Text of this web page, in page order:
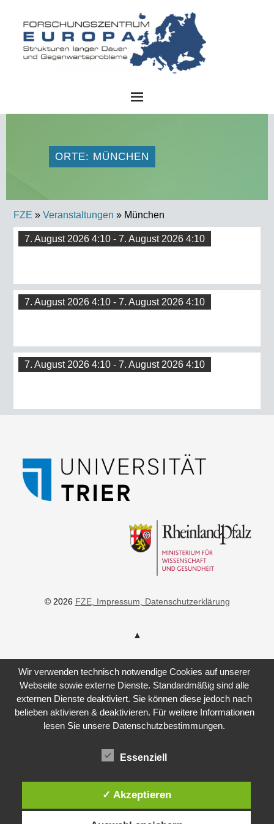
ORTE: MÜNCHEN
FZE » Veranstaltungen » München
7. August 2026 4:10 - 7. August 2026 4:10
7. August 2026 4:10 - 7. August 2026 4:10
7. August 2026 4:10 - 7. August 2026 4:10
© 2026 FZE, Impressum , Datenschutzerklärung
Wir verwenden technisch notwendige Cookies auf unserer
Webseite sowie externe Dienste. Standardmäßig sind alle
externen Dienste deaktiviert. Sie können diese jedoch nach
belieben aktivieren & deaktivieren. Für weitere Informationen
lesen Sie unsere Datenschutzbestimmungen.
Essenziell
✓ Akzeptieren